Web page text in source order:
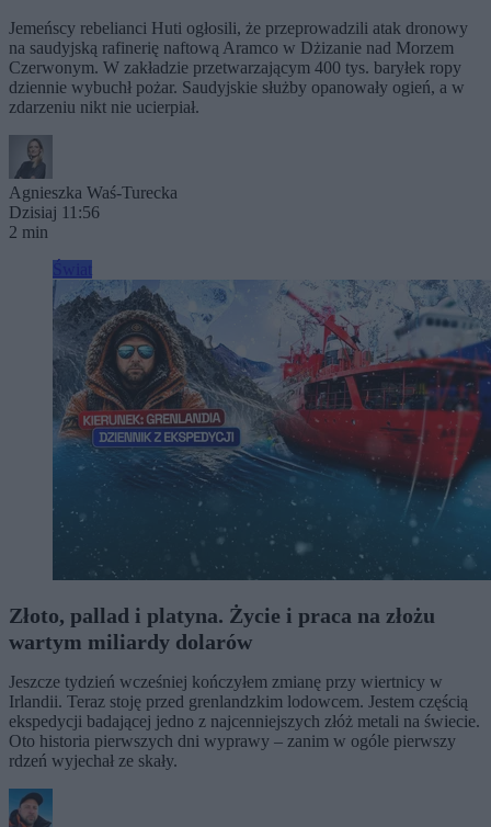
Jemeńscy rebelianci Huti ogłosili, że przeprowadzili atak dronowy
na saudyjską rafinerię naftową Aramco w Dżizanie nad Morzem
Czerwonym. W zakładzie przetwarzającym 400 tys. baryłek ropy
dziennie wybuchł pożar. Saudyjskie służby opanowały ogień, a w
zdarzeniu nikt nie ucierpiał.
Agnieszka Waś-Turecka
Dzisiaj 11:56
2 min
Złoto, pallad i platyna. Życie i praca na złożu
wartym miliardy dolarów
Jeszcze tydzień wcześniej kończyłem zmianę przy wiertnicy w
Irlandii. Teraz stoję przed grenlandzkim lodowcem. Jestem częścią
ekspedycji badającej jedno z najcenniejszych złóż metali na świecie.
Oto historia pierwszych dni wyprawy – zanim w ogóle pierwszy
rdzeń wyjechał ze skały.